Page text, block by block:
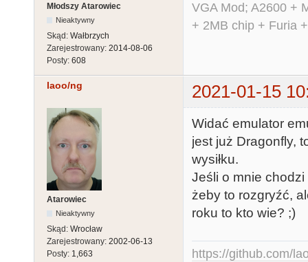
Młodszy Atarowiec
Nieaktywny
Skąd: Wałbrzych
Zarejestrowany: 2014-08-06
Posty: 608
VGA Mod; A2600 +
+ 2MB chip + Furia
laoo/ng 2021-01-15
Atarowiec
Nieaktywny
Skąd: Wrocław
Zarejestrowany: 2002-06-13
Posty: 1,663
Widać emulator
jest już Dragonfly,
wysiłku.
Jeśli o mnie
żeby to rozgryźć,
roku to kto wie? ;)
https://github.com/